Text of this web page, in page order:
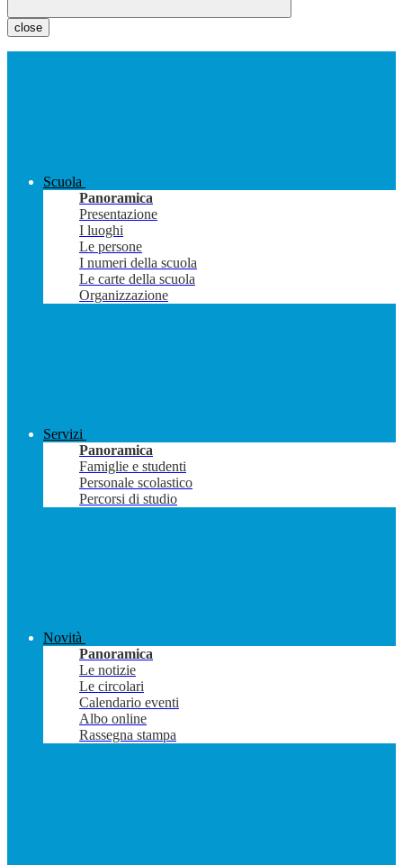
close
Scuola
Panoramica
Presentazione
I luoghi
Le persone
I numeri della scuola
Le carte della scuola
Organizzazione
Servizi
Panoramica
Famiglie e studenti
Personale scolastico
Percorsi di studio
Novità
Panoramica
Le notizie
Le circolari
Calendario eventi
Albo online
Rassegna stampa